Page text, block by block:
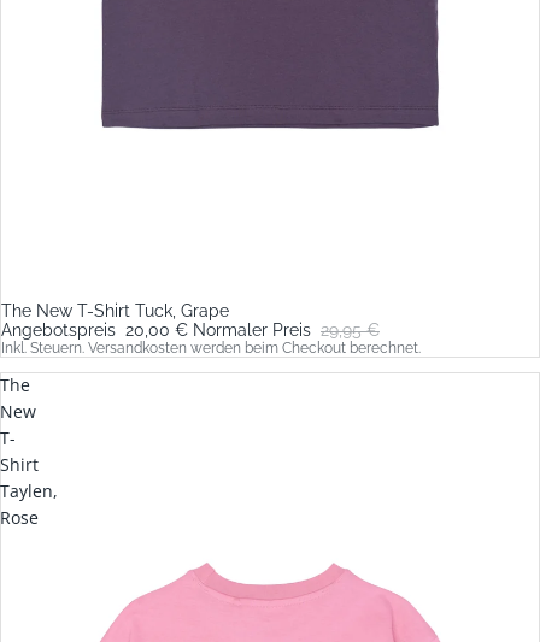
Sale
The New T-Shirt Tuck, Grape
Angebotspreis 20,00 € Normaler Preis 29,95 €
Inkl. Steuern. Versandkosten werden beim Checkout berechnet.
The
New
T-
Shirt
Taylen,
Rose